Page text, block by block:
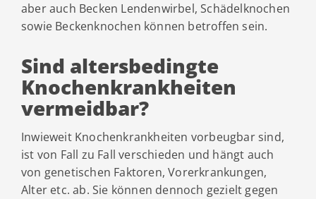
aber auch Becken Lendenwirbel, Schädelknochen
sowie Beckenknochen können betroffen sein.
Sind altersbedingte
Knochenkrankheiten
vermeidbar?
Inwieweit Knochenkrankheiten vorbeugbar sind,
ist von Fall zu Fall verschieden und hängt auch
von genetischen Faktoren, Vorerkrankungen,
Alter etc. ab. Sie können dennoch gezielt gegen